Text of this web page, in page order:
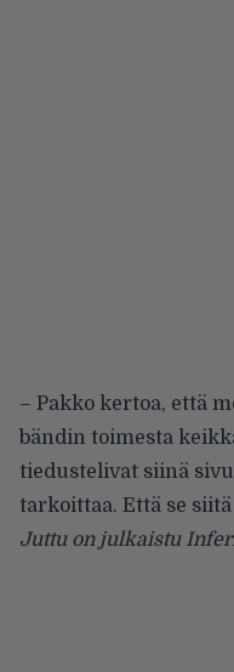
– Pakko kertoa, että
bändin toimesta
tiedustelivat siinä
tarkoittaa. Että se
Juttu on julkaistu